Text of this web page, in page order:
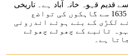
قدیم قہوہ خانہ آباد ہے۔ تاریخی
تحمیس کافی ہاؤس سنہ 1635 سے گاہکوں کی تواضع
لکڑی کے بنے ہوئے اندرونی
تانبے کے چھوٹے چھوٹے
ہے۔